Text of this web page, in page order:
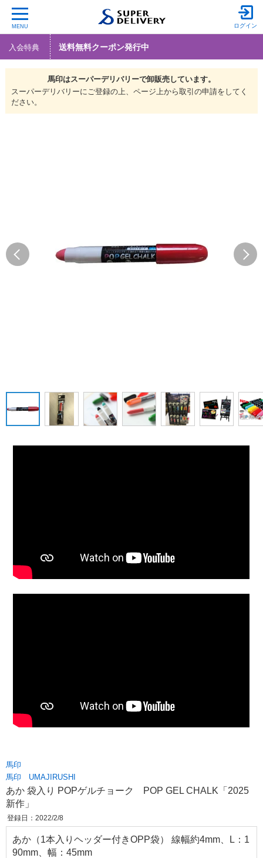
MENU ログイン
入会特典 送料無料クーポン発行中
馬印はスーパーデリバリーで卸販売しています。
スーパーデリバリーにご登録の上、ページ上から取引の申請をしてく
ださい。
馬印
馬印 UMAJIRUSHI
あか 袋入り POPゲルチョーク POP GEL CHALK「2025
新作」
登録日：2022/2/8
あか（1本入りヘッダー付きOPP袋） 線幅約4mm、L：1
90mm、幅：45mm